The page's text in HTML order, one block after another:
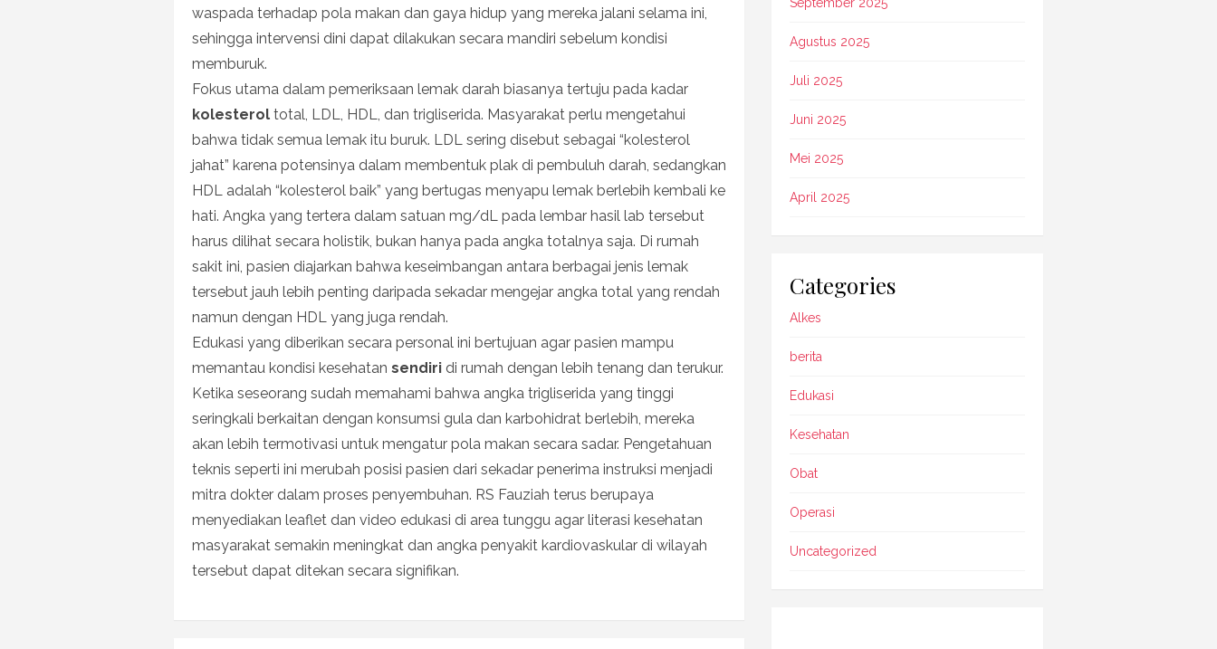
waspada terhadap pola makan dan gaya hidup yang mereka jalani selama ini,
sehingga intervensi dini dapat dilakukan secara mandiri sebelum kondisi
memburuk.
Fokus utama dalam pemeriksaan lemak darah biasanya tertuju pada kadar
kolesterol total, LDL, HDL, dan trigliserida. Masyarakat perlu mengetahui
bahwa tidak semua lemak itu buruk. LDL sering disebut sebagai “kolesterol
jahat” karena potensinya dalam membentuk plak di pembuluh darah, sedangkan
HDL adalah “kolesterol baik” yang bertugas menyapu lemak berlebih kembali ke
hati. Angka yang tertera dalam satuan mg/dL pada lembar hasil lab tersebut
harus dilihat secara holistik, bukan hanya pada angka totalnya saja. Di rumah
sakit ini, pasien diajarkan bahwa keseimbangan antara berbagai jenis lemak
tersebut jauh lebih penting daripada sekadar mengejar angka total yang rendah
namun dengan HDL yang juga rendah.
Edukasi yang diberikan secara personal ini bertujuan agar pasien mampu
memantau kondisi kesehatan sendiri di rumah dengan lebih tenang dan terukur.
Ketika seseorang sudah memahami bahwa angka trigliserida yang tinggi
seringkali berkaitan dengan konsumsi gula dan karbohidrat berlebih, mereka
akan lebih termotivasi untuk mengatur pola makan secara sadar. Pengetahuan
teknis seperti ini merubah posisi pasien dari sekadar penerima instruksi menjadi
mitra dokter dalam proses penyembuhan. RS Fauziah terus berupaya
menyediakan leaflet dan video edukasi di area tunggu agar literasi kesehatan
masyarakat semakin meningkat dan angka penyakit kardiovaskular di wilayah
tersebut dapat ditekan secara signifikan.
Agustus 2025
Juli 2025
Juni 2025
Mei 2025
April 2025
Categories
Alkes
berita
Edukasi
Kesehatan
Obat
Operasi
Uncategorized